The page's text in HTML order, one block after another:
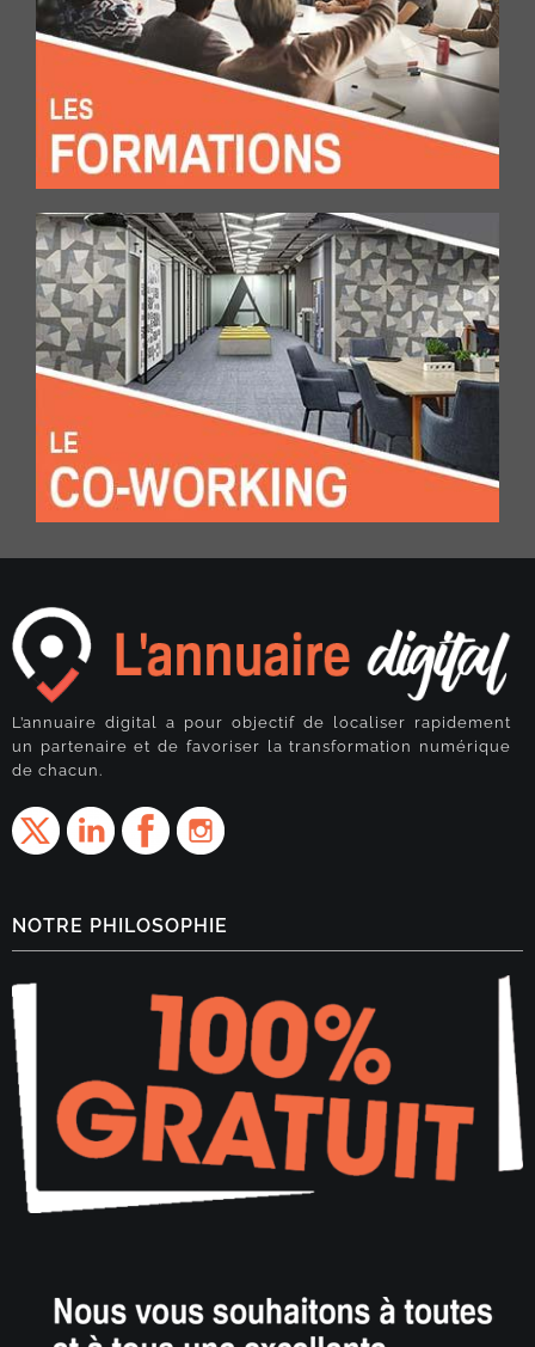
L’annuaire digital a pour objectif de localiser rapidement
un partenaire et de favoriser la transformation numérique
de chacun.
NOTRE PHILOSOPHIE